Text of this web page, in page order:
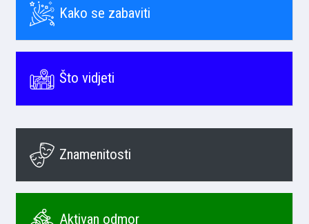
Kako se zabaviti
Što vidjeti
Znamenitosti
Aktivan odmor